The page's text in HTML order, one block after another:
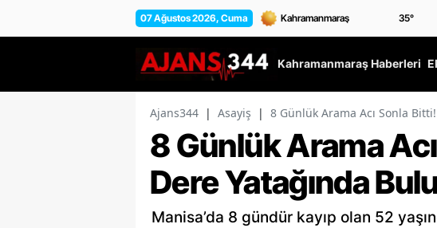
07 Ağustos 2026, Cuma 35°
Kahramanmaraş Haberleri
Ajans344 | Asayiş | 8 Günlük Arama Acı Sonla
8 Günlük Arama
Dere Yatağında
Manisa’da 8 gündür kayıp olan 52